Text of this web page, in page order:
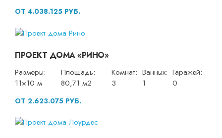
ОТ 4.038.125 РУБ.
ПРОЕКТ ДОМА «РИНО»
Размеры:
11×10 м
Площадь:
80,71 м2
Комнат:
3
Ванных:
1
Гаражей:
0
ОТ 2.623.075 РУБ.